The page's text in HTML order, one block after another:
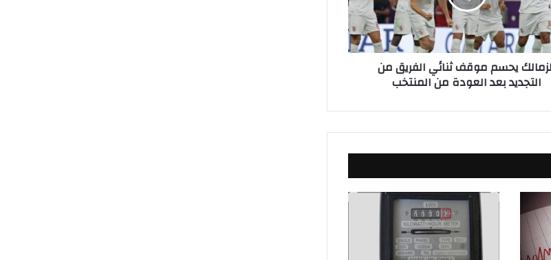
يحسم موقف ثنائي الفريق من
التجديد بعد العودة من المنتخب